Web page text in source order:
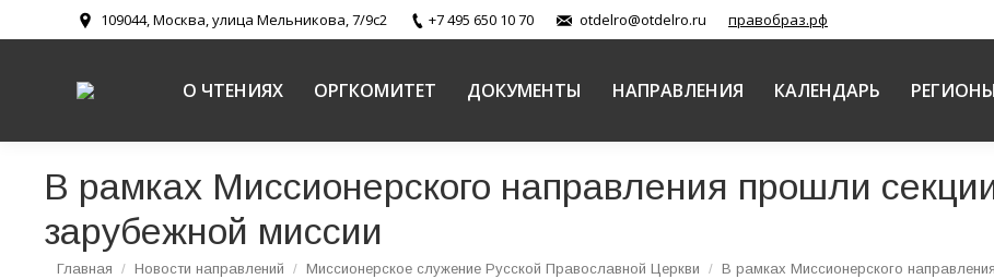
109044, Москва, улица Мельникова, 7/9с2 +7 495 650 10 70 otdelro@otdelro.ru правобраз.рф
О ЧТЕНИЯХ ОРГКОМИТЕТ ДОКУМЕНТЫ НАПРАВЛЕНИЯ КАЛЕНДАРЬ РЕГИОНЫ
В рамках Миссионерского направления прошли
зарубежной миссии
Вы здесь:
Главная Новости направлений Миссионерское служение Русской Православной Церкви В рамках Миссионерского